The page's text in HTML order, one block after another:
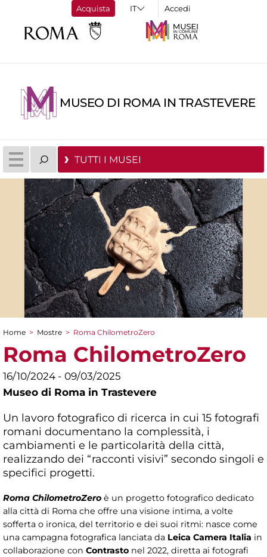
Acquista Accedi
MUSEO DI ROMA IN TRASTEVERE
TUTTI I MUSEI
Tu sei qui
Home > Mostre > Roma ChilometroZero
Roma ChilometroZero
16/10/2024 - 09/03/2025
Museo di Roma in Trastevere
Un lavoro fotografico di ricerca in cui 15 fotografi
romani documentano la complessità, i
cambiamenti e le particolarità della città,
realizzando dei “racconti visivi” secondo singoli e
specifici progetti.
Roma ChilometroZero è un progetto fotografico dedicato
alla città di Roma che offre una visione intima, a volte
sofferta o ironica, del territorio e dei suoi ritmi: nasce come
una campagna fotografica lanciata da Leica Camera Italia in
collaborazione con Contrasto nel 2022, diretta ai fotografi